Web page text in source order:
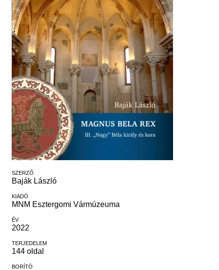
Régészet
Tagintézmények
Felnőttképzés
Közérdekű adatok
Képcsarnok
Történeti Fényképtár
Éremtár
Adattár
Központi Könyvtár
SZERZŐ
Baják László
KIADÓ
MNM Esztergomi Vármúzeuma
ÉV
2022
TERJEDELEM
144 oldal
BORÍTÓ